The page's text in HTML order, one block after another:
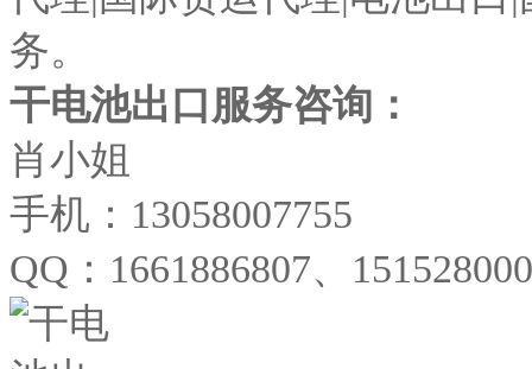
务。
干电池出口服务咨询：
肖小姐
手机：13058007755
QQ：1661886807、